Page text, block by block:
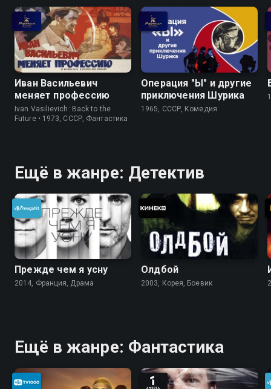
Иван Васильевич
меняет профессию
Ivan Vasilievich: Back to the
Future • 1973, СССР, Фантастика
Операция "Ы" и другие
приключения Шурика
1965, СССР, Комедия
Ещё в жанре: Детектив
Прежде чем я усну
2014, Франция, Драма
Олдбой
2003, Корея, Боевик
Ещё в жанре: Фантастика